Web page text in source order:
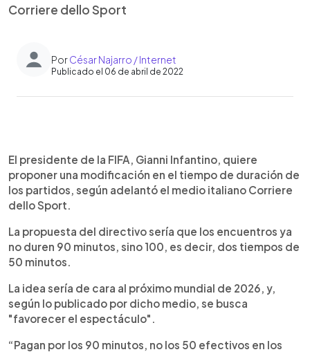
Corriere dello Sport
PorCésar Najarro / Internet
Publicado el 06 de abril de 2022
► Escuchar artículo
El presidente de la FIFA, Gianni Infantino, quiere
proponer una modificación en el tiempo de duración de
los partidos, según adelantó el medio italiano Corriere
dello Sport.
La propuesta del directivo sería que los encuentros ya
no duren 90 minutos, sino 100, es decir, dos tiempos de
50 minutos.
La idea sería de cara al próximo mundial de 2026, y,
según lo publicado por dicho medio, se busca
"favorecer el espectáculo".
“Pagan por los 90 minutos, no los 50 efectivos en los